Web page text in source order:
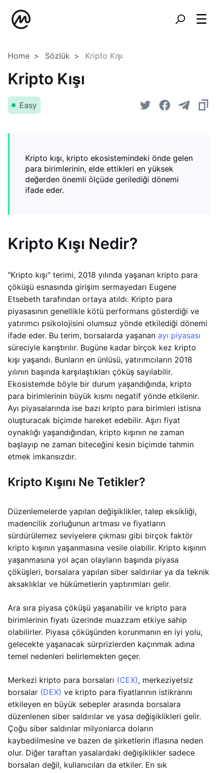
Home Sözlük Kripto Kışı
Kripto Kışı
Easy
Kripto kışı, kripto ekosistemindeki önde gelen
para birimlerinin, elde ettikleri en yüksek
değerden önemli ölçüde gerilediği dönemi
ifade eder.
Kripto Kışı Nedir?
"Kripto kışı" terimi, 2018 yılında yaşanan kripto para
çöküşü esnasında girişim sermayedarı Eugene
Etsebeth tarafından ortaya atıldı. Kripto para
piyasasının genellikle kötü performans gösterdiği ve
yatırımcı psikolojisini olumsuz yönde etkilediği dönemi
ifade eder. Bu terim, borsalarda yaşanan ayı piyasası
süreciyle karıştırılır. Bugüne kadar birçok kez kripto
kışı yaşandı. Bunların en ünlüsü, yatırımcıların 2018
yılının başında karşılaştıkları çöküş sayılabilir.
Ekosistemde böyle bir durum yaşandığında, kripto
para birimlerinin büyük kısmı negatif yönde etkilenir.
Ayı piyasalarında ise bazı kripto para birimleri istisna
oluşturacak biçimde hareket edebilir. Aşırı fiyat
oynaklığı yaşandığından, kripto kışının ne zaman
başlayıp ne zaman biteceğini kesin biçimde tahmin
etmek imkansızdır.
Kripto Kışını Ne Tetikler?
Düzenlemelerde yapılan değişiklikler, talep eksikliği,
madencilik zorluğunun artması ve fiyatların
sürdürülemez seviyelere çıkması gibi birçok faktör
kripto kışının yaşanmasına vesile olabilir. Kripto kışının
yaşanmasına yol açan olayların başında piyasa
çöküşleri, borsalara yapılan siber saldırılar ya da teknik
aksaklıklar ve hükümetlerin yaptırımları gelir.
Ara sıra piyasa çöküşü yaşanabilir ve kripto para
birimlerinin fiyatı üzerinde muazzam etkiye sahip
olabilirler. Piyasa çöküşünden korunmanın en iyi yolu,
gelecekte yaşanacak sürprizlerden kaçınmak adına
temel nedenleri belirlemekten geçer.
Merkezi kripto para borsaları (CEX), merkeziyetsiz
borsalar (DEX) ve kripto para fiyatlarının istikrarını
etkileyen en büyük sebepler arasında borsalara
düzenlenen siber saldırılar ve yasa değişiklikleri gelir.
Çoğu siber saldırılar milyonlarca doların
kaybedilmesine ve bazen de şirketlerin iflasına neden
olur. Diğer taraftan yasalardaki değişiklikler sadece
borsaları değil, kullanıcıları da etkiler. En sık